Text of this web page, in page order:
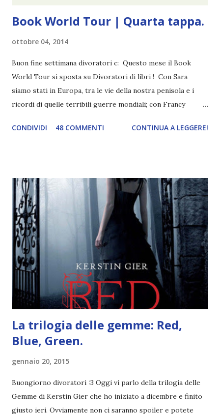
Book World Tour | Quarta tappa.
ottobre 04, 2014
Buon fine settimana divoratori c: Questo mese il Book
World Tour si sposta su Divoratori di libri ! Con Sara
siamo stati in Europa, tra le vie della nostra penisola e i
ricordi di quelle terribili guerre mondiali; con Francy
abbiamo vagato nella savana. Ora preparate le valigie che si
obiettivi! OBIETTIVI Iniziamo con un obiettivo facile facile:
un libro ambientato in Australia . Mare, mare, mare !
L'Oceania è circondata dal mare! Un libro nel quale il mare è
l'elemento fondamentale. Un libro sulle sirene, un libro con
protagonisti dei surfisti.. un libro importante nella storia
della letteratura australiana, neozelandese, ecc . l'Oceania
è ricca di natura! Leggete un libro con una cover molto, ...
CONDIVIDI 48 COMMENTI CONTINUA A LEGGERE!
La trilogia delle gemme: Red,
Blue, Green.
gennaio 20, 2015
Buongiorno divoratori :3 Oggi vi parlo della trilogia delle
Gemme di Kerstin Gier che ho iniziato a dicembre e finito
giusto ieri. Ovviamente non ci saranno spoiler e potete